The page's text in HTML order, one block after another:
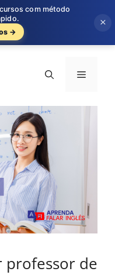
Menu
professor de
com método
→
×